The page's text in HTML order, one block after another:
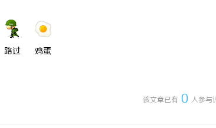
路过 鸡蛋
该文章已有 0 人参与